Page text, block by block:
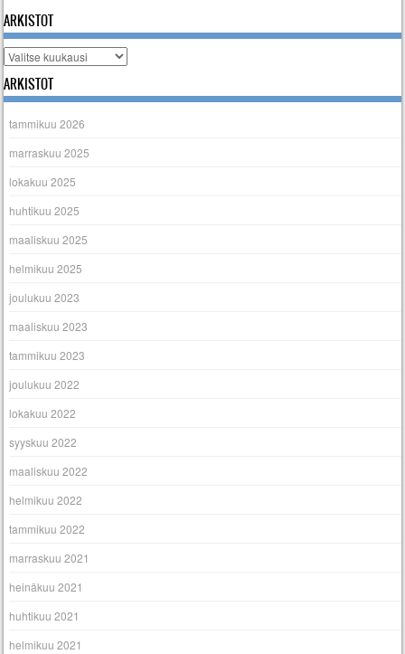
ARKISTOT
Arkistot
ARKISTOT
tammikuu 2026
marraskuu 2025
lokakuu 2025
huhtikuu 2025
maaliskuu 2025
helmikuu 2025
joulukuu 2023
maaliskuu 2023
tammikuu 2023
joulukuu 2022
lokakuu 2022
syyskuu 2022
maaliskuu 2022
helmikuu 2022
tammikuu 2022
marraskuu 2021
heinäkuu 2021
huhtikuu 2021
helmikuu 2021